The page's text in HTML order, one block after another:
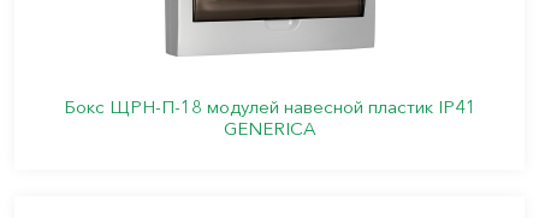
Бокс ЩРН-П-18 модулей навесной пластик IP41
GENERICA